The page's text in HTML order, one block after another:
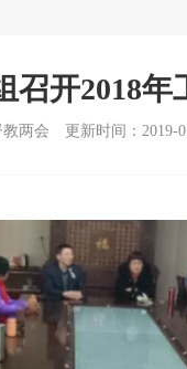
召开2018年
两会 更新时间：2019-